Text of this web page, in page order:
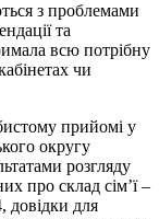
з проблемами
та
всю потрібну
чи
прийомі у
округу
розгляду
про склад сім’ї –
довідки для